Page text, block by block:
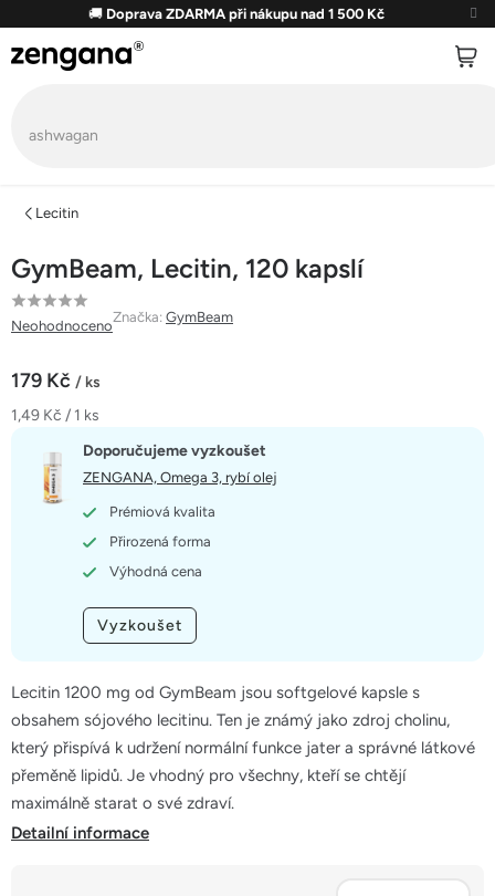
obsah
🚚 Doprava ZDARMA při nákupu nad 1 500 Kč
Lecitin
GymBeam, Lecitin, 120 kapslí
Průměrné
hodnocení
je
0,0
hvězdiček.
Neohodnoceno
Značka: GymBeam
179 Kč / ks
Měrná
1,49 Kč / 1 ks
Lecitin 1200 mg od GymBeam jsou softgelové kapsle s
obsahem sójového lecitinu. Ten je známý jako zdroj cholinu,
který přispívá k udržení normální funkce jater a správné látkové
přeměně lipidů. Je vhodný pro všechny, kteří se chtějí
maximálně starat o své zdraví.
Doporučujeme vyzkoušet
ZENGANA, Omega 3, rybí olej
Prémiová kvalita
Přirozená forma
Výhodná cena
Vyzkoušet
Detailní informace